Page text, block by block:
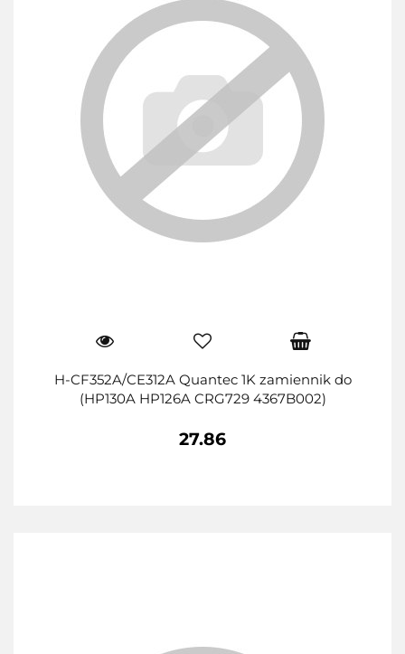
H-CF352A/CE312A Quantec 1K zamiennik do
(HP130A HP126A CRG729 4367B002)
27.86